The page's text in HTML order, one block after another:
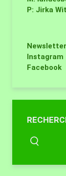
P: Jirka
Newsletter
Instagram
Facebook